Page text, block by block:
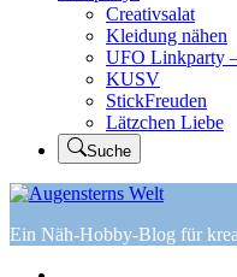
Creativsalat
Kleidung nähen
UFO Linkparty
KUSV
StickFreuden
Lätzchen Liebe
Suche
Ein Näh-Hobby-Blog für